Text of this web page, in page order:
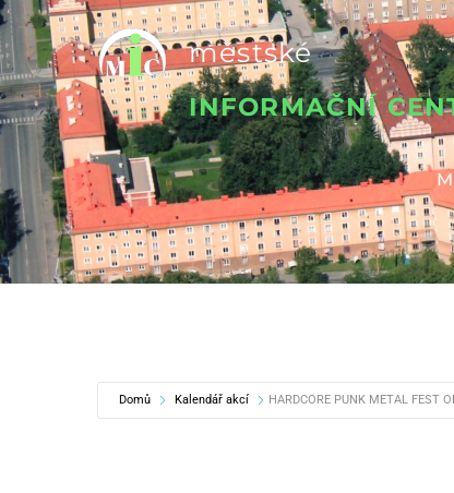
Přeskočit
na
obsah
městské
INFORMAČNÍ
Domů Kalendář akcí HARDCORE PUNK METAL FEST